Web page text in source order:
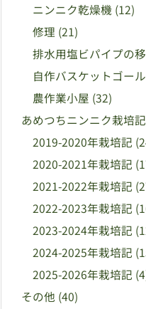
ニンニク乾燥機 (12)
修理 (21)
排水用塩ビパイプの
自作バスケットゴール
農作業小屋 (32)
あめつちニンニク栽培記
2019-2020年栽培記
2020-2021年栽培記
2021-2022年栽培記
2022-2023年栽培記
2023-2024年栽培記
2024-2025年栽培記
2025-2026年栽培記
その他 (40)